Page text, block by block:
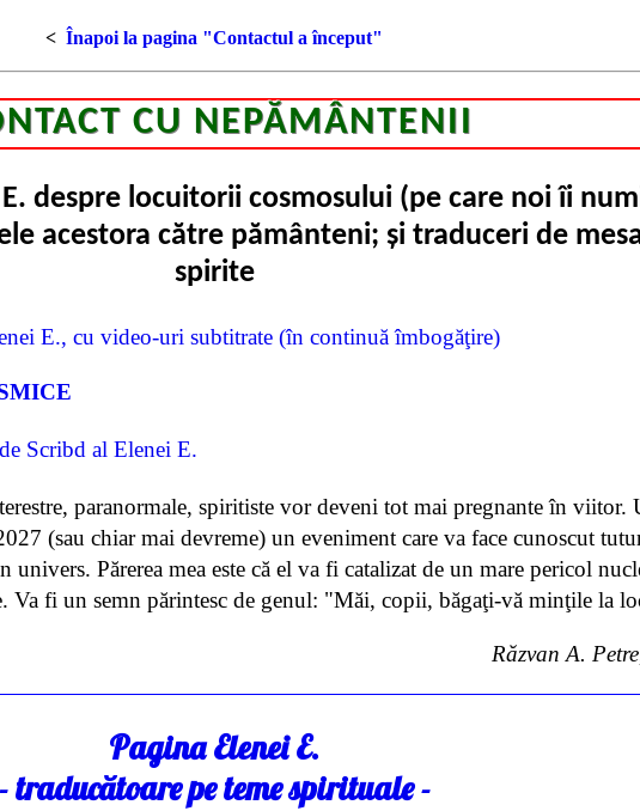
< Înapoi la pagina "Contactul a început"
CU NEPĂMÂNTENII
despre locuitorii cosmosului (pe care noi îi
acestora către pământeni; și traduceri de
spirite
E., cu video-uri subtitrate (în continuă îmbogăţire)
Scribd al Elenei E.
paranormale, spiritiste vor deveni tot mai pregnante în viitor.
(sau chiar mai devreme) un eveniment care va face cunoscut
univers. Părerea mea este că el va fi catalizat de un mare pericol
Va fi un semn părintesc de genul: "Măi, copii, băgaţi-vă minţile la
Răzvan A.
Pagina Elenei E.
- traducătoare pe teme spirituale -